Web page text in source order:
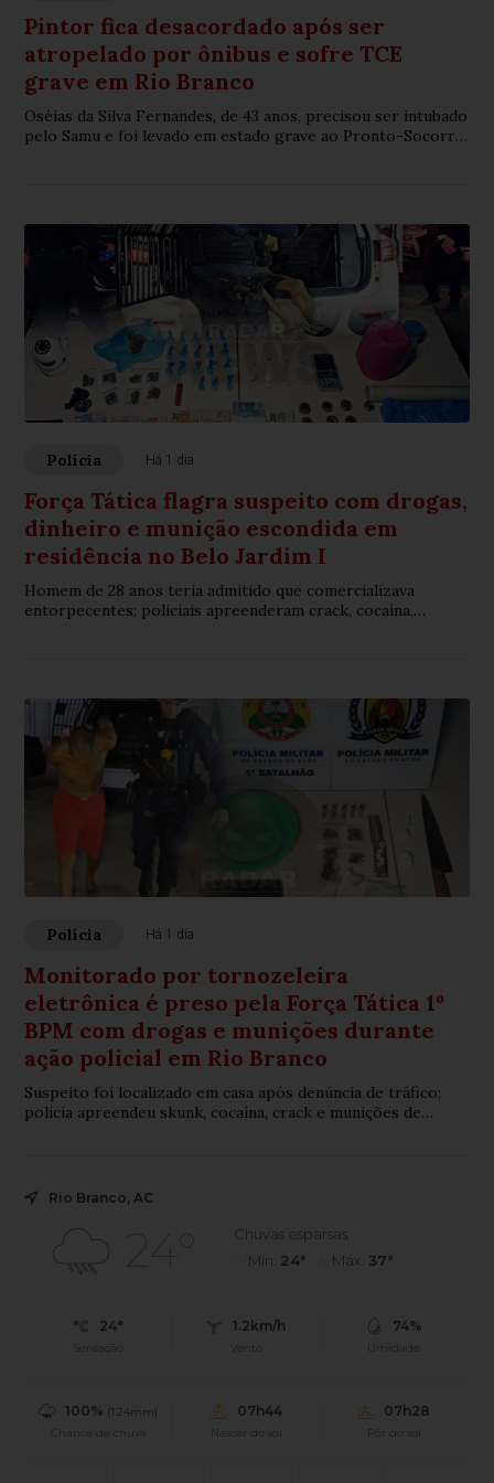
Pintor fica desacordado após ser
atropelado por ônibus e sofre TCE
grave em Rio Branco
Oséias da Silva Fernandes, de 43 anos, precisou ser intubado
pelo Samu e foi levado em estado grave ao Pronto-Socorro
Polícia Há 1 dia
Força Tática flagra suspeito com drogas,
dinheiro e munição escondida em
residência no Belo Jardim I
Homem de 28 anos teria admitido que comercializava
entorpecentes; policiais apreenderam crack, cocaína,
Polícia Há 1 dia
Monitorado por tornozeleira
eletrônica é preso pela Força Tática 1º
BPM com drogas e munições durante
ação policial em Rio Branco
Suspeito foi localizado em casa após denúncia de tráfico;
polícia apreendeu skunk, cocaína, crack e munições de
Rio Branco, AC
24°
Chuvas esparsas
Mín. 24° Máx. 37°
24°
Sensação
1.2km/h
Vento
74%
Umidade
100% (1.24mm)
Chance de chuva
07h44
Nascer do sol
07h28
Pôr do sol